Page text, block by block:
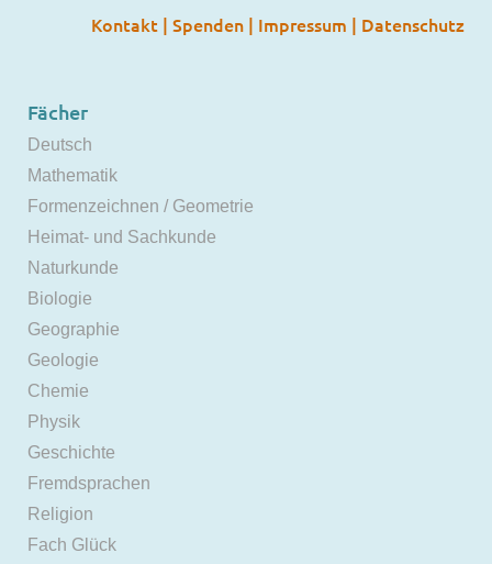
Kontakt | Spenden | Impressum | Datenschutz
Fächer
Deutsch
Mathematik
Formenzeichnen / Geometrie
Heimat- und Sachkunde
Naturkunde
Biologie
Geographie
Geologie
Chemie
Physik
Geschichte
Fremdsprachen
Religion
Fach Glück